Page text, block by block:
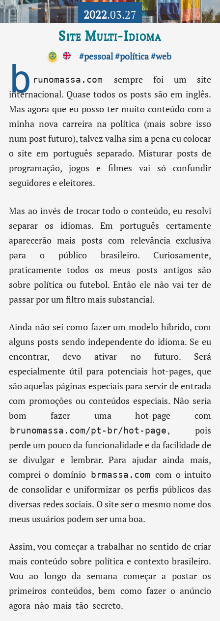
2022.03.27
Site Multi-Idioma
#pessoal#política#web
b runomassa.com
sempre foi um site
internacional. Quase todos os posts são em inglês.
Mas agora que eu posso ter muito conteúdo com a
minha nova carreira na política (mais sobre isso
num post futuro), talvez valha sim a pena eu colocar
o site em português separado. Misturar posts de
programação, jogos e filmes vai só confundir
seguidores e eleitores.
Mas ao invés de trocar todo o conteúdo, eu resolvi
separar os idiomas. Em português certamente
aparecerão mais posts com relevância exclusiva
para o público brasileiro. Curiosamente,
praticamente todos os meus posts antigos são
sobre política ou futebol. Então ele não vai ter de
passar por um filtro mais substancial.
Ainda não sei como fazer um modelo híbrido, com
alguns posts sendo independente do idioma. Se eu
encontrar, devo ativar no futuro. Será
especialmente útil para potenciais hot-pages, que
são aquelas páginas especiais para servir de entrada
com promoções ou conteúdos especiais. Não seria
bom fazer uma hot-page com
brunomassa.com/pt-br/hot-page , pois
perde um pouco da funcionalidade e da facilidade de
se divulgar e lembrar. Para ajudar ainda mais,
comprei o domínio
brmassa.com com o intuito
de consolidar e uniformizar os perfis públicos das
diversas redes sociais. O site ser o mesmo nome dos
meus usuários podem ser uma boa.
Assim, vou começar a trabalhar no sentido de criar
mais conteúdo sobre política e contexto brasileiro.
Vou ao longo da semana começar a postar os
primeiros conteúdos, bem como fazer o anúncio
agora-não-mais-tão-secreto.